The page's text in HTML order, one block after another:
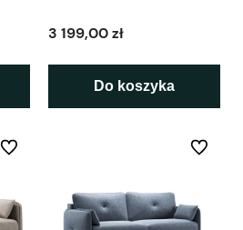
3 199,00 zł
Do koszyka
Do ulubionych Do